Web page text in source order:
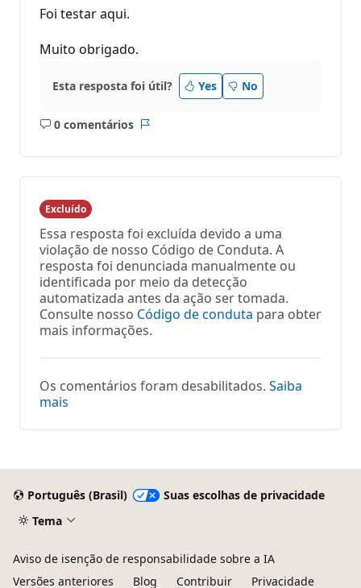
Foi testar aqui.
Muito obrigado.
Esta resposta foi útil? Yes No
0 comentários
Sem
Excluído
Essa resposta foi excluída devido a uma
violação de nosso Código de Conduta. A
resposta foi denunciada manualmente ou
identificada por meio da detecção
automatizada antes da ação ser tomada.
Consulte nosso Código de conduta para obter
mais informações.
Os comentários foram desabilitados. Saiba
mais
Português (Brasil)
Suas escolhas de privacidade
Tema
Aviso de isenção de responsabilidade sobre a IA
Versões anteriores
Blog Contribuir Privacidade